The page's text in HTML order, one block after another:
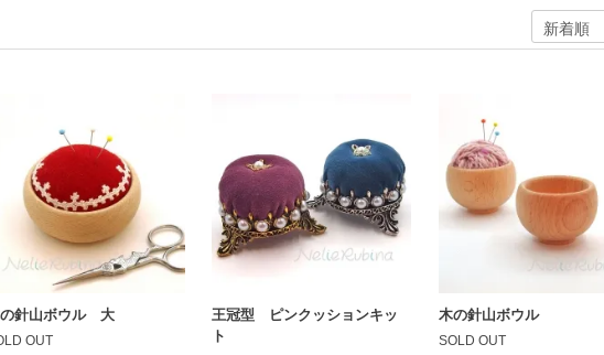
針山ボウル 大
OUT
王冠型 ピンクッションキッ
ト
木の針山ボウル
SOLD OUT